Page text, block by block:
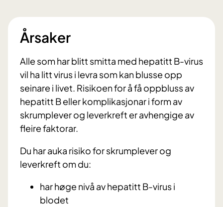
Årsaker
Alle som har blitt smitta med hepatitt B-virus
vil ha litt virus i levra som kan blusse opp
seinare i livet. Risikoen for å få oppbluss av
hepatitt B eller komplikasjonar i form av
skrumplever og leverkreft er avhengige av
fleire faktorar.
Du har auka risiko for skrumplever og
leverkreft om du:
har høge nivå av hepatitt B-virus i
blodet